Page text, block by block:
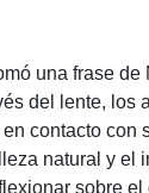
una frase
del lente, los
contacto con
natural y el
sobre el